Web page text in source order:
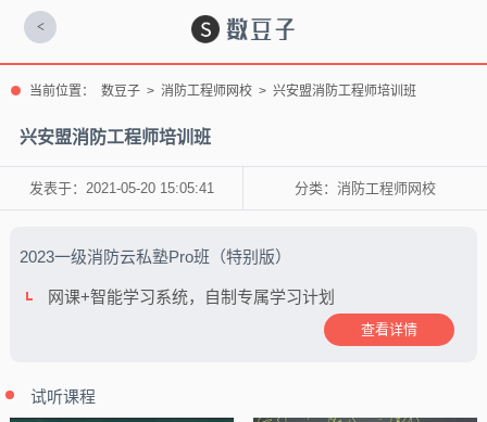
<
当前位置： 数豆子 > 消防工程师网校 > 兴安盟消防工程师培训班
兴安盟消防工程师培训班
发表于：2021-05-20 15:05:41 分类： 消防工程师网校
2023一级消防云私塾Pro班（特别版）
网课+智能学习系统，自制专属学习计划
查看详情
试听课程